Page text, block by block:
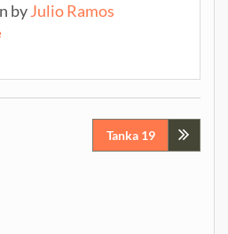
byJulio Ramos
Tanka 19